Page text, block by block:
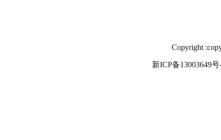
Copyright
新ICP备13003649号